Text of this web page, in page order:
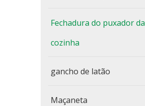
Fechadura do puxador da
cozinha
gancho de latão
Maçaneta